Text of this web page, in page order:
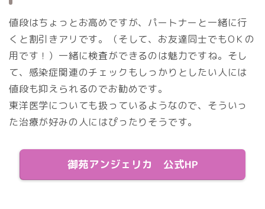
値段はちょっとお高めですが、パートナーと一緒に行
くと割引きアリです。（そして、お友達同士でもOＫの
用です！）一緒に検査ができるのは魅力ですね。そし
て、感染症関連のチェックもしっかりとしたい人には
値段も抑えられるのでお勧めです。
東洋医学についても扱っているようなので、そういっ
た治療が好みの人にはぴったりそうです。
御苑アンジェリカ 公式HP